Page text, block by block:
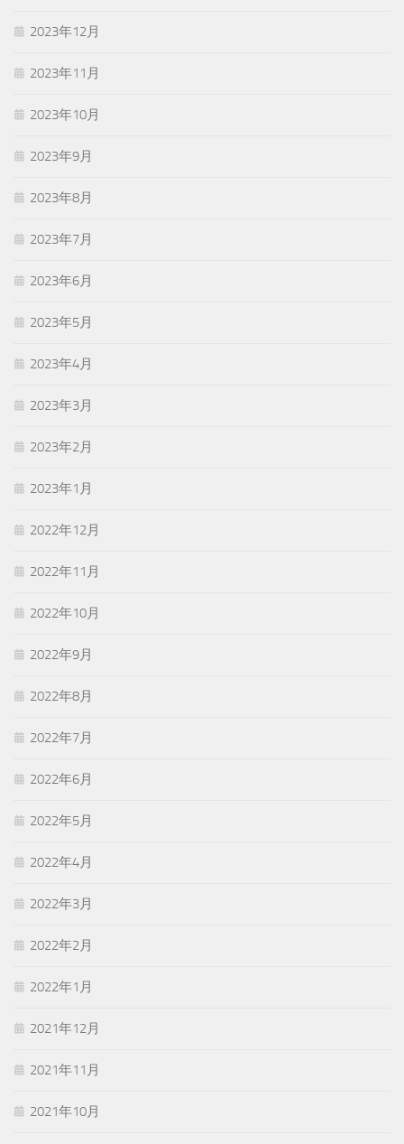
2023年12月
2023年11月
2023年10月
2023年9月
2023年8月
2023年7月
2023年6月
2023年5月
2023年4月
2023年3月
2023年2月
2023年1月
2022年12月
2022年11月
2022年10月
2022年9月
2022年8月
2022年7月
2022年6月
2022年5月
2022年4月
2022年3月
2022年2月
2022年1月
2021年12月
2021年11月
2021年10月